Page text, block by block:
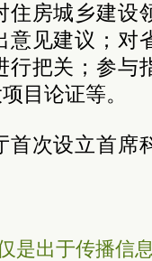
住房城乡建设
意见建议；对
行把关；参与
目论证等。
首次设立首
是出于传播信